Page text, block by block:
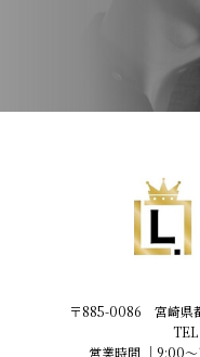
〒885-0086 宮崎県
営業時間 │9:00～